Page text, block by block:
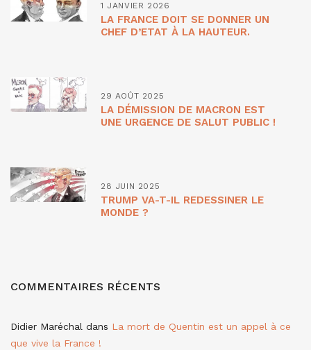
1 JANVIER 2026
LA FRANCE DOIT SE DONNER UN
CHEF D’ETAT À LA HAUTEUR.
29 AOÛT 2025
LA DÉMISSION DE MACRON EST
UNE URGENCE DE SALUT PUBLIC !
28 JUIN 2025
TRUMP VA-T-IL REDESSINER LE
MONDE ?
COMMENTAIRES RÉCENTS
Didier Maréchal dans La mort de Quentin est un appel à ce
que vive la France !